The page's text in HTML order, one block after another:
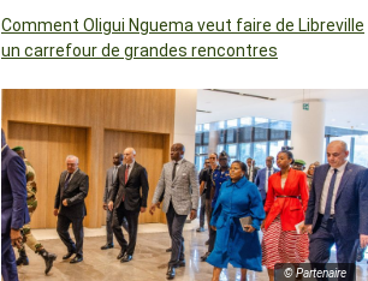
Comment Oligui Nguema veut faire de Libreville
un carrefour de grandes rencontres
© Partenaire